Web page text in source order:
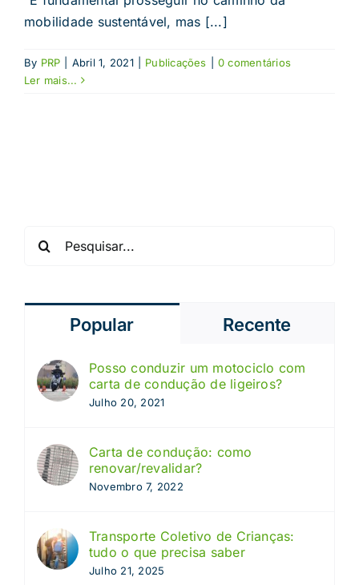
mobilidade sustentável, mas [...]
By PRP Abril 1, 2021 Publicações
0 comentários
Ler mais...
Popular Recente
Posso conduzir um motociclo com
carta de condução de ligeiros?
Julho 20, 2021
Carta de condução: como
renovar/revalidar?
Novembro 7, 2022
Transporte Coletivo de Crianças:
tudo o que precisa saber
Julho 21, 2025